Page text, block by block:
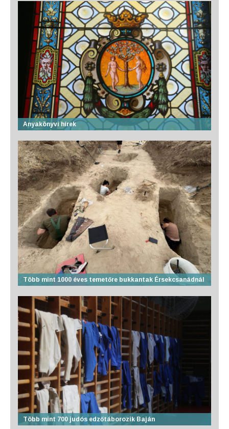
Anyakönyvi hírek
Több mint 1000 éves temetőre bukkantak Érsekcsanádnál
Több mint 700 judós edzőtáborozik Baján